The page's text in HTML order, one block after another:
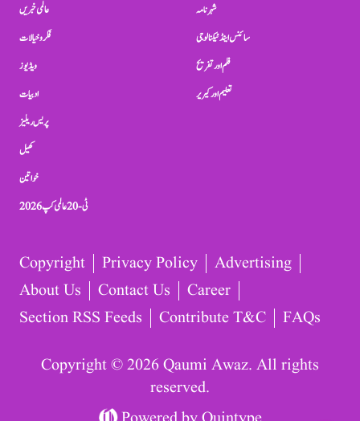
عالمی خبریں
فکر و خیالات
ویڈیوز
ادبیات
پریس ریلیز
کھیل
خواتین
ٹی-20 عالمی کپ 2026
شہرنامہ
سائنس اینڈ ٹیکنالوجی
فلم اور تفریح
تعلیم اور کیریر
Copyright Privacy Policy
Advertising
About Us
Contact Us
Career
Section RSS Feeds
Contribute T&C FAQs
Copyright © 2026 Qaumi Awaz. All rights
reserved.